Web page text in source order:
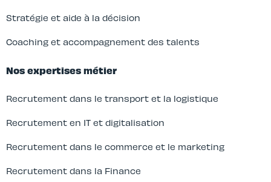
Stratégie et aide à la décision
Coaching et accompagnement des talents
Nos expertises métier
Recrutement dans le transport et la logistique
Recrutement en IT et digitalisation
Recrutement dans le commerce et le marketing
Recrutement dans la Finance